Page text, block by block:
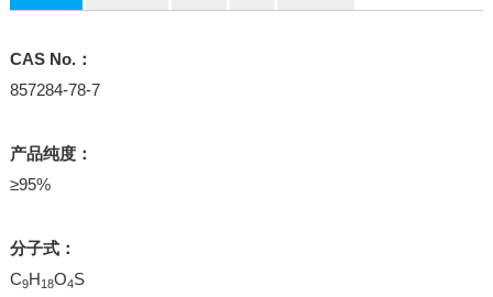
CAS No.：
857284-78-7
产品纯度：
≥95%
分子式：
C9H18O4S